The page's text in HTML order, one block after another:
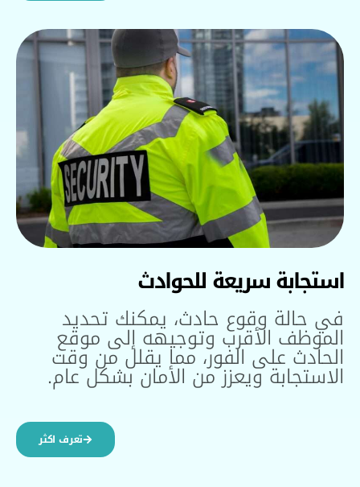
استجابة سريعة للحوادث
في حالة وقوع حادث، يمكنك تحديد
الموظف الأقرب وتوجيهه إلى موقع
الحادث على الفور، مما يقلل من وقت
الاستجابة ويعزز من الأمان بشكل عام.
تعرف اكثر